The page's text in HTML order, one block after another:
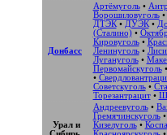
Донбасс
Артёмуголь•
Ворошиловуголь•
ДТЭК• ДУЭК•
(Сталино)•
Кировуголь•
Ленинуголь•
Лугануголь•
Первомайскуголь•
•
Советскуголь•
Торезантрацит•
Урал и
Андреевуголь•
Гремячинскуголь•
Кизелуголь•